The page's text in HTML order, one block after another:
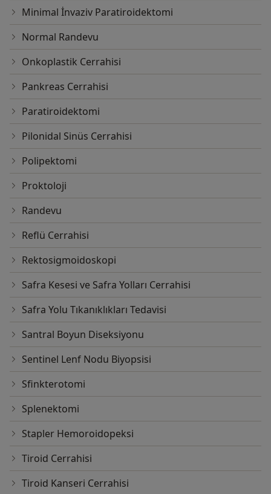
Minimal İnvaziv Paratiroidektomi
Normal Randevu
Onkoplastik Cerrahisi
Pankreas Cerrahisi
Paratiroidektomi
Pilonidal Sinüs Cerrahisi
Polipektomi
Proktoloji
Randevu
Reflü Cerrahisi
Rektosigmoidoskopi
Safra Kesesi ve Safra Yolları Cerrahisi
Safra Yolu Tıkanıklıkları Tedavisi
Santral Boyun Diseksiyonu
Sentinel Lenf Nodu Biyopsisi
Sfinkterotomi
Splenektomi
Stapler Hemoroidopeksi
Tiroid Cerrahisi
Tiroid Kanseri Cerrahisi